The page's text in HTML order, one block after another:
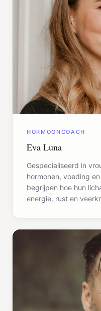
HORMOONCOACH
Eva Luna
Gespecialiseerd in
hormonen, voeding
begrijpen hoe hun
energie, rust en